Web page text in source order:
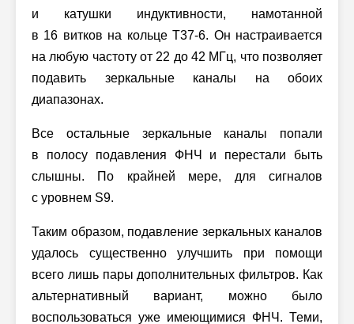
и катушки индуктивности, намотанной
в 16 витков на кольце T37-6. Он настраивается
на любую частоту от 22 до 42 МГц, что позволяет
подавить зеркальные каналы на обоих
диапазонах.
Все остальные зеркальные каналы попали
в полосу подавления ФНЧ и перестали быть
слышны. По крайней мере, для сигналов
с уровнем S9.
Таким образом, подавление зеркальных каналов
удалось существенно улучшить при помощи
всего лишь пары дополнительных фильтров. Как
альтернативный вариант, можно было
воспользоваться уже имеющимися ФНЧ. Теми,